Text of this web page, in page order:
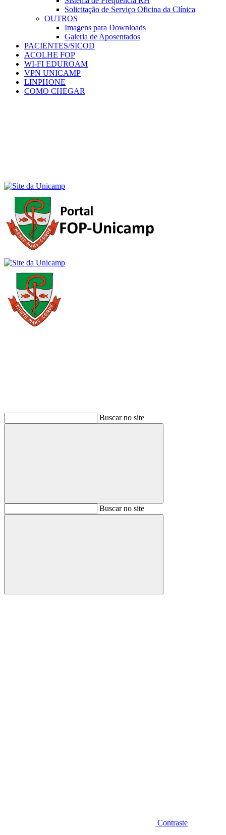
Solicitação de Serviço Oficina da Clínica
OUTROS
Imagens para Downloads
Galeria de Aposentados
PACIENTES/SICOD
ACOLHE FOP
WI-FI EDUROAM
VPN UNICAMP
LINPHONE
COMO CHEGAR
Buscar no site
BuscarBuscar no site
Buscar
Contraste